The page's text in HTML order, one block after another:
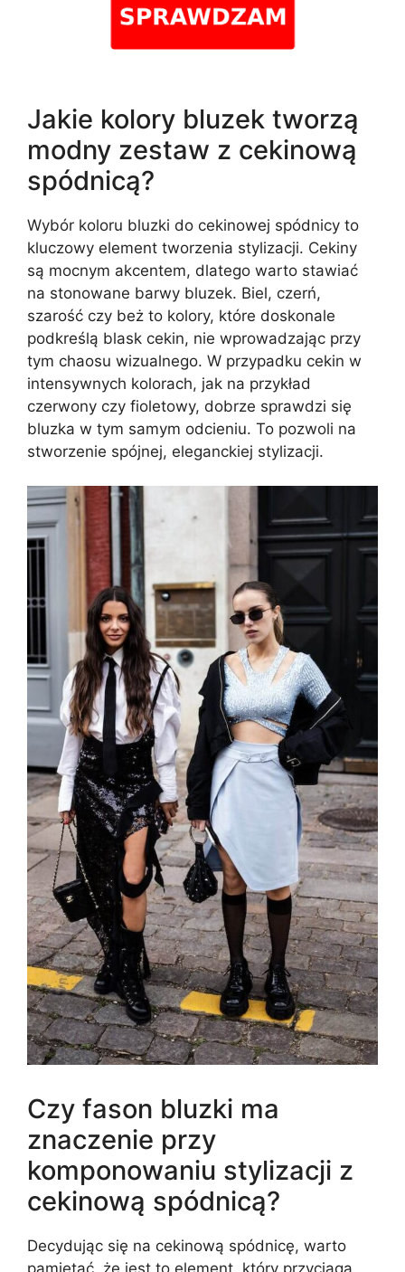
Jakie kolory bluzek tworzą
modny zestaw z cekinową
spódnicą?
Wybór koloru bluzki do cekinowej spódnicy to
kluczowy element tworzenia stylizacji. Cekiny
są mocnym akcentem, dlatego warto stawiać
na stonowane barwy bluzek. Biel, czerń,
szarość czy beż to kolory, które doskonale
podkreślą blask cekin, nie wprowadzając przy
tym chaosu wizualnego. W przypadku cekin w
intensywnych kolorach, jak na przykład
czerwony czy fioletowy, dobrze sprawdzi się
bluzka w tym samym odcieniu. To pozwoli na
stworzenie spójnej, eleganckiej stylizacji.
Czy fason bluzki ma
znaczenie przy
komponowaniu stylizacji z
cekinową spódnicą?
Decydując się na cekinową spódnicę, warto